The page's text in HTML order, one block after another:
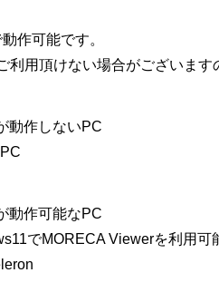
作可能です。
用頂けない場合がございます
動作しないPC
動作可能なPC
でMORECA Viewerを利用可